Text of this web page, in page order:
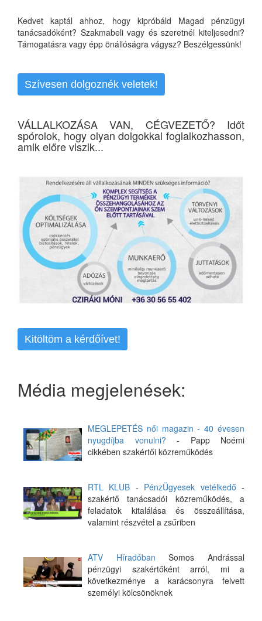
Kedvet kaptál ahhoz, hogy kipróbáld Magad pénzügyi
tanácsadóként? Szakmabeli vagy és szeretnél kiteljesedni?
Támogatásra vagy épp önállóságra vágysz? Beszélgessünk!
Szívesen dolgoznék veletek!
VÁLLALKOZÁSA VAN, CÉGVEZETŐ? Időt
spórolok, hogy olyan dolgokkal foglalkozhasson,
amik előre viszik...
Kitöltöm a kérdőívet!
Média megjelenések:
MEGLEPETÉS női magazin - 40 évesen
nyugdíjba vonulni? - Papp Noémi
cikkében szakértői közreműködés
RTL KLUB - PénzÜgyesek vetélkedő -
szakértő tanácsadói közreműködés, a
feladatok kitalálása és összeállítása,
valamint részvétel a zsűriben
ATV Híradóban Somos Andrással
pénzügyi szakértőként arról, mi a
következménye a karácsonyra felvett
személyi kölcsönöknek